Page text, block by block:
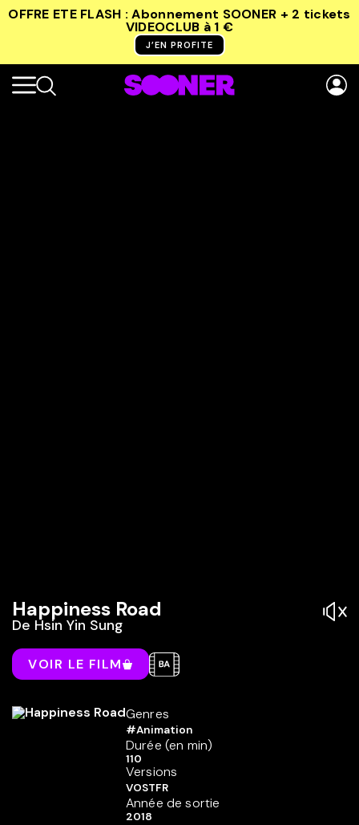
OFFRE ETE FLASH : Abonnement SOONER + 2 tickets
VIDEOCLUB à 1 €
J’EN PROFITE
Happiness Road
De Hsin Yin Sung
VOIR LE FILM
Genres
#Animation
Durée (en min)
110
Versions
VOSTFR
Année de sortie
2018